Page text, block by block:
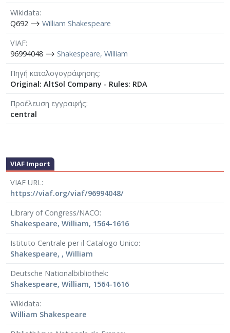
Wikidata
Q692 ⟶ William Shakespeare
VIAF
96994048 ⟶ Shakespeare, William
Πηγή καταλογογράφησης
Original: AltSol Company - Rules: RDA
Προέλευση εγγραφής
central
VIAF Import
VIAF URL
https://viaf.org/viaf/96994048/
Library of Congress/NACO
Shakespeare, William, 1564-1616
Istituto Centrale per il Catalogo Unico
Shakespeare, , William
Deutsche Nationalbibliothek
Shakespeare, William, 1564-1616
Wikidata
William Shakespeare